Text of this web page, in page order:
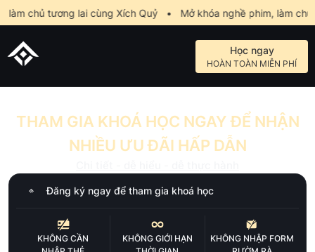
chủ tương lai cùng Xích Quỷ • Mở khóa nghề phim, làm chủ
Học ngay
HOÀN TOÀN MIỄN PHÍ
THAM GIA KHOÁ HỌC NGAY ĐỂ NHẬN
NHIỀU ƯU ĐÃI HẤP DẪN
Đăng ký ngay để tham gia khoá học
KHÔNG CẦN
KHÔNG GIỚI HẠN
KHÔNG NHẬP FORM